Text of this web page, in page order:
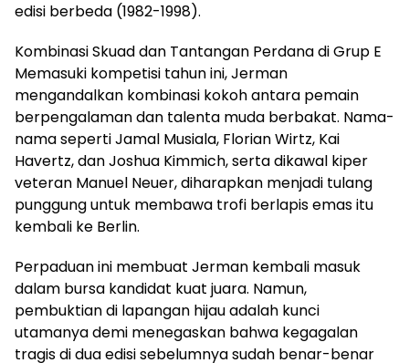
edisi berbeda (1982-1998).
Kombinasi Skuad dan Tantangan Perdana di Grup E
Memasuki kompetisi tahun ini, Jerman
mengandalkan kombinasi kokoh antara pemain
berpengalaman dan talenta muda berbakat. Nama-
nama seperti Jamal Musiala, Florian Wirtz, Kai
Havertz, dan Joshua Kimmich, serta dikawal kiper
veteran Manuel Neuer, diharapkan menjadi tulang
punggung untuk membawa trofi berlapis emas itu
kembali ke Berlin.
Perpaduan ini membuat Jerman kembali masuk
dalam bursa kandidat kuat juara. Namun,
pembuktian di lapangan hijau adalah kunci
utamanya demi menegaskan bahwa kegagalan
tragis di dua edisi sebelumnya sudah benar-benar